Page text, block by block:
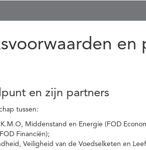
en
en zijn partners
tussen:
Middenstand en Energie (FOD
Financiën);
Veiligheid van de Voedselketen en